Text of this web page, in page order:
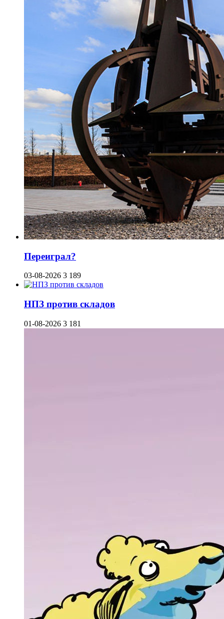
Переиграл?
03-08-2026 3 189
НПЗ против складов
01-08-2026 3 181